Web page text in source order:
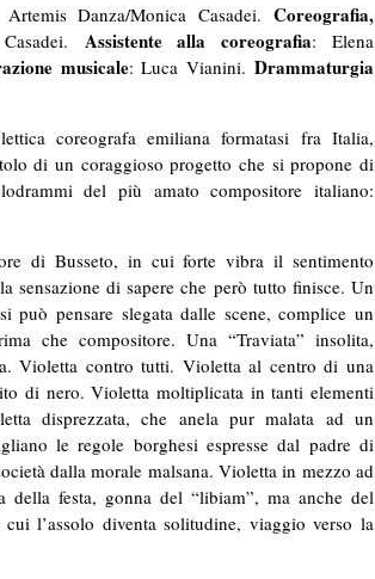
Danza/Monica Casadei.Coreografia,
Assistente alla coreografia: Elena
musicale: Luca Vianini. Drammaturgia
coreografa emiliana formatasi fra Italia,
di un coraggioso progetto che si propone di
del più amato compositore italiano:
di Busseto, in cui forte vibra il sentimento
sensazione di sapere che però tutto finisce. Un
pensare slegata dalle scene, complice un
che compositore. Una “Traviata” insolita,
Violetta contro tutti. Violetta al centro di una
di nero. Violetta moltiplicata in tanti elementi
disprezzata, che anela pur malata ad un
le regole borghesi espresse dal padre di
dalla morale malsana. Violetta in mezzo ad
festa, gonna del “libiam”, ma anche del
l’assolo diventa solitudine, viaggio verso la